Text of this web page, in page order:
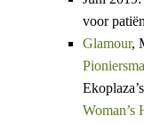
voor
Glamour,
Woman’s